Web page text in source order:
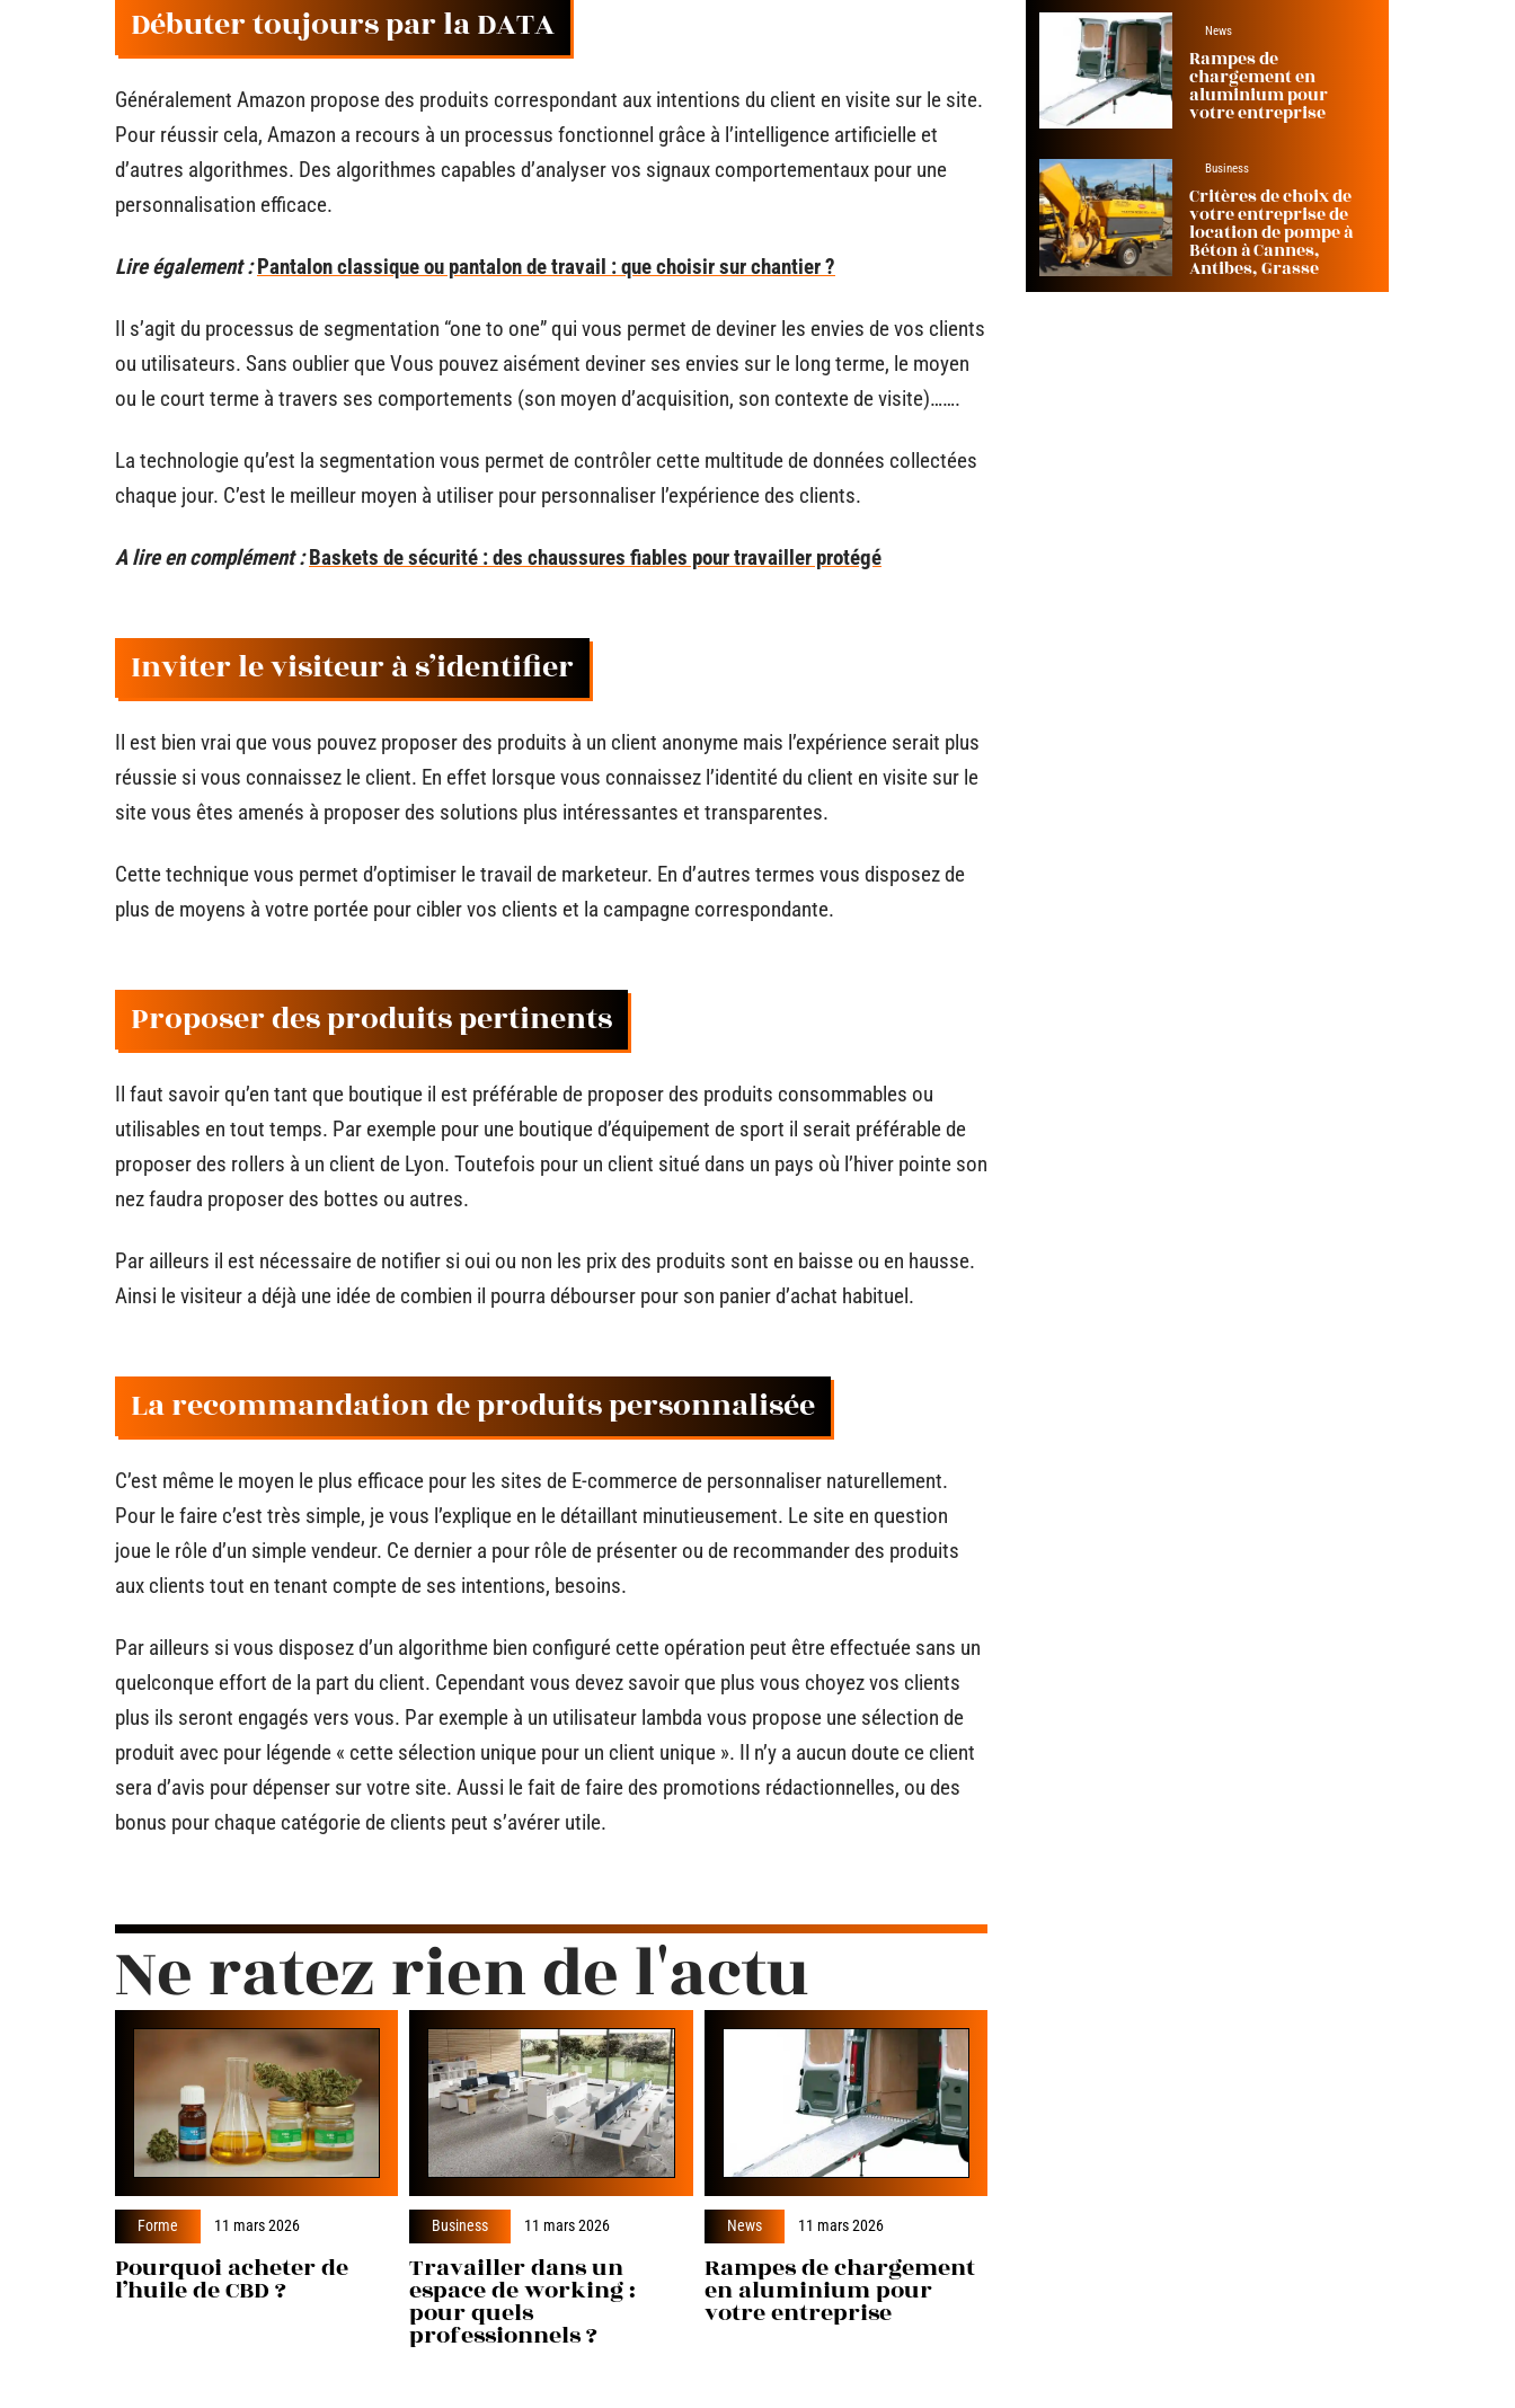
Débuter toujours par la DATA
Généralement Amazon propose des produits correspondant aux intentions du client en visite sur le site.
Pour réussir cela, Amazon a recours à un processus fonctionnel grâce à l’intelligence artificielle et
d’autres algorithmes. Des algorithmes capables d’analyser vos signaux comportementaux pour une
personnalisation efficace.
Lire également : Pantalon classique ou pantalon de travail : que choisir sur chantier ?
Il s’agit du processus de segmentation “one to one” qui vous permet de deviner les envies de vos clients
ou utilisateurs. Sans oublier que Vous pouvez aisément deviner ses envies sur le long terme, le moyen
ou le court terme à travers ses comportements (son moyen d’acquisition, son contexte de visite)…….
La technologie qu’est la segmentation vous permet de contrôler cette multitude de données collectées
chaque jour. C’est le meilleur moyen à utiliser pour personnaliser l’expérience des clients.
A lire en complément : Baskets de sécurité : des chaussures fiables pour travailler protégé
Inviter le visiteur à s’identifier
Il est bien vrai que vous pouvez proposer des produits à un client anonyme mais l’expérience serait plus
réussie si vous connaissez le client. En effet lorsque vous connaissez l’identité du client en visite sur le
site vous êtes amenés à proposer des solutions plus intéressantes et transparentes.
Cette technique vous permet d’optimiser le travail de marketeur. En d’autres termes vous disposez de
plus de moyens à votre portée pour cibler vos clients et la campagne correspondante.
Proposer des produits pertinents
Il faut savoir qu’en tant que boutique il est préférable de proposer des produits consommables ou
utilisables en tout temps. Par exemple pour une boutique d’équipement de sport il serait préférable de
proposer des rollers à un client de Lyon. Toutefois pour un client situé dans un pays où l’hiver pointe son
nez faudra proposer des bottes ou autres.
Par ailleurs il est nécessaire de notifier si oui ou non les prix des produits sont en baisse ou en hausse.
Ainsi le visiteur a déjà une idée de combien il pourra débourser pour son panier d’achat habituel.
La recommandation de produits personnalisée
C’est même le moyen le plus efficace pour les sites de E-commerce de personnaliser naturellement.
Pour le faire c’est très simple, je vous l’explique en le détaillant minutieusement. Le site en question
joue le rôle d’un simple vendeur. Ce dernier a pour rôle de présenter ou de recommander des produits
aux clients tout en tenant compte de ses intentions, besoins.
Par ailleurs si vous disposez d’un algorithme bien configuré cette opération peut être effectuée sans un
quelconque effort de la part du client. Cependant vous devez savoir que plus vous choyez vos clients
plus ils seront engagés vers vous. Par exemple à un utilisateur lambda vous propose une sélection de
produit avec pour légende « cette sélection unique pour un client unique ». Il n’y a aucun doute ce client
sera d’avis pour dépenser sur votre site. Aussi le fait de faire des promotions rédactionnelles, ou des
bonus pour chaque catégorie de clients peut s’avérer utile.
Ne ratez rien de l'actu
Forme 11 mars 2026
Pourquoi acheter de
l’huile de CBD ?
Business 11 mars 2026
Travailler dans un
espace de working :
pour quels
professionnels ?
News 11 mars 2026
Rampes de chargement
en aluminium pour
votre entreprise
News
Rampes de
chargement en
aluminium pour
votre entreprise
Business
Critères de choix de
votre entreprise de
location de pompe à
Béton à Cannes,
Antibes, Grasse